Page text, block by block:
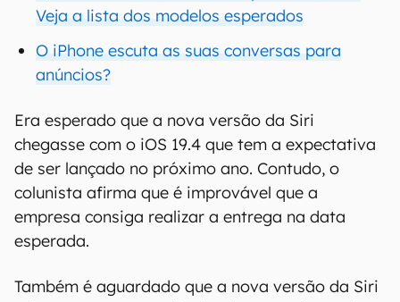
Veja a lista dos modelos esperados
O iPhone escuta as suas conversas para
anúncios?
Era esperado que a nova versão da Siri
chegasse com o iOS 19.4 que tem a expectativa
de ser lançado no próximo ano. Contudo, o
colunista afirma que é improvável que a
empresa consiga realizar a entrega na data
esperada.
Também é aguardado que a nova versão da Siri